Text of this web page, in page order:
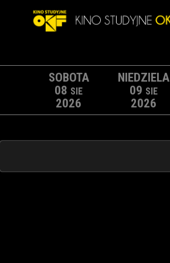
SOBOTA
08 SIE
2026
NIEDZIELA
09 SIE
2026